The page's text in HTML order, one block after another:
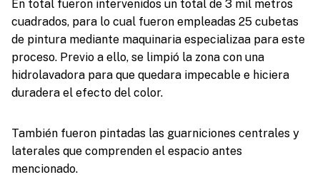
En total fueron intervenidos un total de 3 mil metros
cuadrados, para lo cual fueron empleadas 25 cubetas
de pintura mediante maquinaria especializaa para este
proceso. Previo a ello, se limpió la zona con una
hidrolavadora para que quedara impecable e hiciera
duradera el efecto del color.
También fueron pintadas las guarniciones centrales y
laterales que comprenden el espacio antes
mencionado.